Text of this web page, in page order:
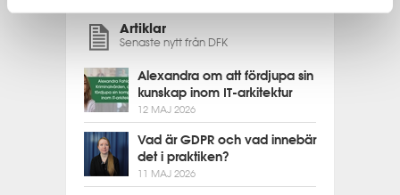
Artiklar
Senaste nytt från DFK
Alexandra om att fördjupa sin
kunskap inom IT-arkitektur
12 MAJ 2026
Vad är GDPR och vad innebär
det i praktiken?
11 MAJ 2026